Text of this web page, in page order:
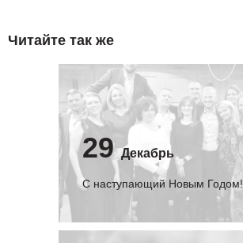
Читайте так же
29 Декабрь
С наступающий Новым Годом!